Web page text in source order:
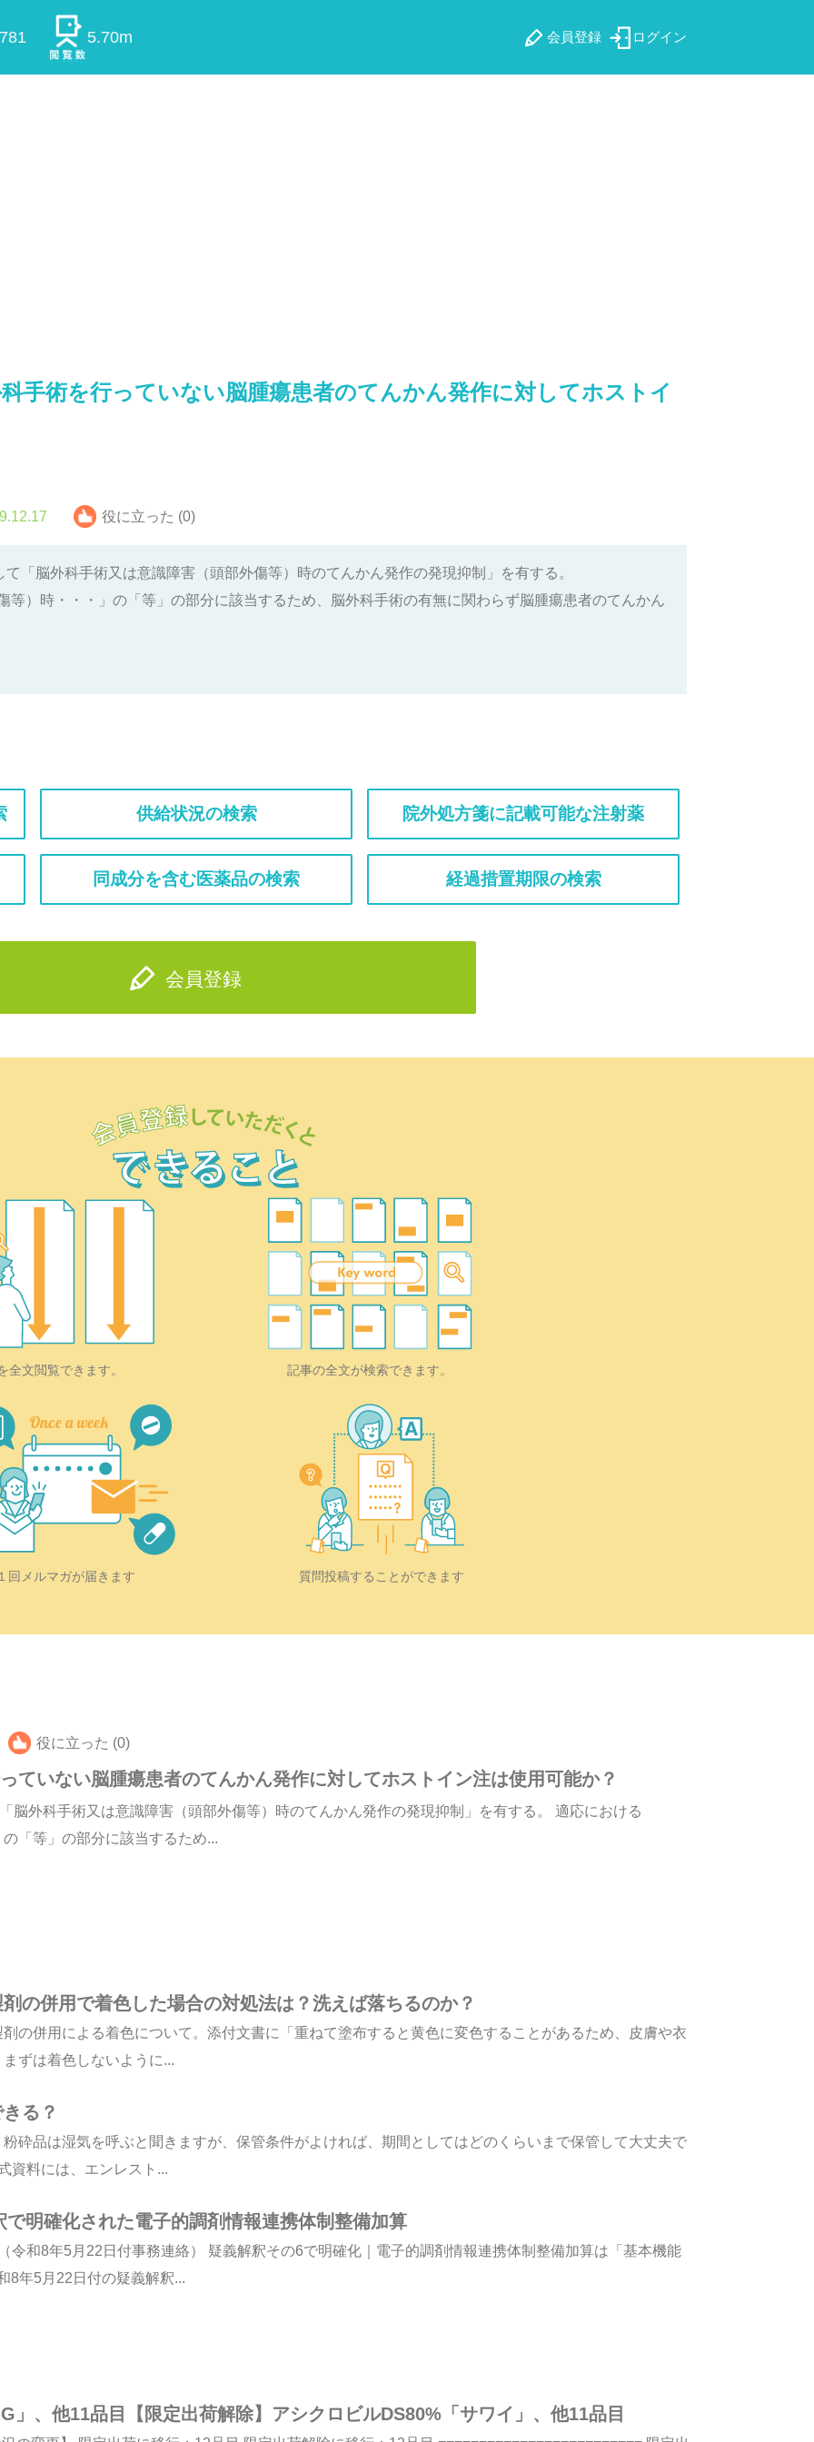
5.70m 会員登録 ログイン
手術を行っていない脳腫瘍患者のてんかん発作に対してホストイ
役に立った (0)
「脳外科手術又は意識障害（頭部外傷等）時のてんかん発作の発現抑制」を有する。
）時・・・」の「等」 の部分に該当するため、脳外科手術の有無に関わらず脳腫瘍患者のてんかん
供給状況の検索 院外処方箋に記載可能な注射薬
同成分を含む医薬品の検索 経過措置期限の検索
会員登録
全文閲覧できます。 記事の全文が検索できます。
回メルマガが届きます 質問投稿することができます
役に立った (0)
ていない脳腫瘍患者のてんかん発作に対してホストイン注は使用可能か？
脳外科手術又は意識障害（頭部外傷等）時のてんかん発作の発現抑制」を有する。 適応における
「等」の部分に該当するため...
の併用で着色した場合の対処法は？洗えば落ちるのか？
の併用による着色について。添付文書に「重ねて塗布すると黄色に変色することがあるため、皮膚や衣
ずは着色しないように...
る？
砕品は湿気を呼ぶと聞きますが、保管条件がよければ、期間としてはどのくらいまで保管して大丈夫で
資料には、エンレスト...
明確化された電子的調剤情報連携体制整備加算
令和8年5月22日付事務連絡） 疑義解釈その6で明確化｜電子的調剤情報連携体制整備加算は「基本機能
8年5月22日付の疑義解釈...
」、他11品目【限定出荷解除】アシクロビルDS80%「サワイ」、他11品目